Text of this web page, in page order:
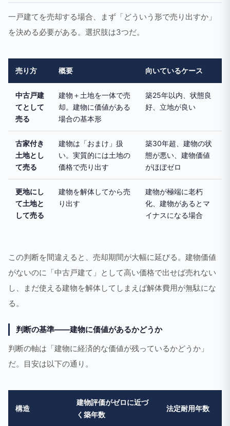
一戸建てを売却する場合、まず「どういう形で売り出すか」
を決める必要がある。選択肢は3つだ。
売り方 概要 向いているケース
中古戸建
てとして
売る
建物＋土地を一体で売
却。建物に価値がある
場合の基本形
築25年以内、状態良
好、立地が良い
古家付き
土地とし
て売る
建物は「おまけ」扱
い。実質的には土地の
価格で売り出す
築30年超、建物の状
態が悪い、建物価値
がほぼゼロ
更地にし
て土地と
して売る
建物を解体してから売
り出す
建物が極端に老朽
化、建物があるとマ
イナスになる場合
この判断を間違えると、売却期間が大幅に延びる。建物価値
がないのに「中古戸建て」として高い価格で出せば売れない
し、まだ使える建物を解体してしまえば解体費用が無駄にな
る。
判断の基準——建物に価値があるかどうか
判断の軸は「建物に経済的な価値が残っているかどうか」
だ。目安は以下の通り。
構造
建物評価がゼロに近づ
く築年数
法定耐用年数